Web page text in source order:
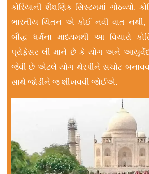
કોરિયાની શૈક્ષણિક સિસ્ટમમાં ગોઠવ્યો.
ભારતીય ચિંતન એ કોઈ નવી વાત
બૌદ્ધ ધર્મના માધ્યમથી આ વિચારો
પ્રોફેસર લી માને છે કે યોગ અને આયુર્વેદ
જેવી છે એટલે યોગ થેરપીને સચોટ
સાથે જોડીને જ શીખવવી જોઈએ.